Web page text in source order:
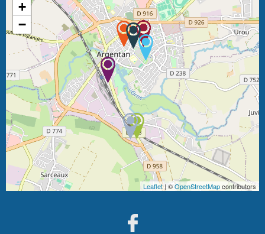
+
−
Leaflet| ©OpenStreetMapcontributors